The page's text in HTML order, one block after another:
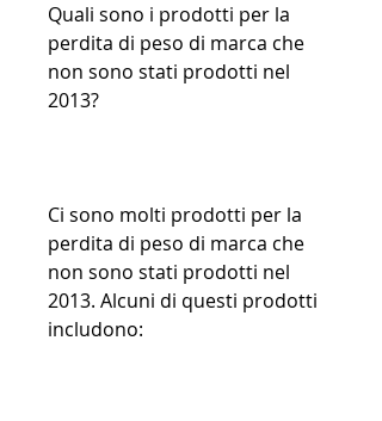
Quali sono i prodotti per la
perdita di peso di marca che
non sono stati prodotti nel
2013?
Ci sono molti prodotti per la
perdita di peso di marca che
non sono stati prodotti nel
2013. Alcuni di questi prodotti
includono: